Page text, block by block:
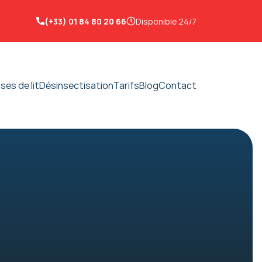
(+33) 01 84 80 20 66 Disponible 24/7
de litDésinsectisationTarifsBlogContact